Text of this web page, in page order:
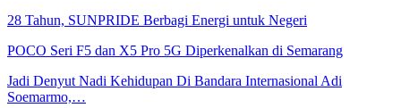
28 Tahun, SUNPRIDE Berbagi Energi untuk Negeri
POCO Seri F5 dan X5 Pro 5G Diperkenalkan di Semarang
Jadi Denyut Nadi Kehidupan Di Bandara Internasional Adi
Soemarmo,…